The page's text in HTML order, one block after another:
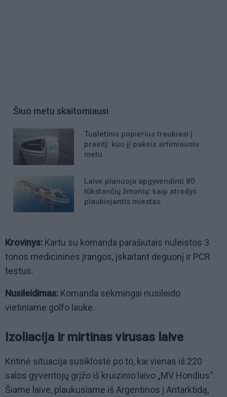
Šiuo metu skaitomiausi
Tualetinis popierius traukiasi į
praeitį: kuo jį pakeis artimiausiu
metu
Laive planuoja apgyvendinti 80
tūkstančių žmonių: kaip atrodys
plaukiojantis miestas
Krovinys: Kartu su komanda parašiutais nuleistos 3
tonos medicininės įrangos, įskaitant deguonį ir PCR
testus.
Nusileidimas: Komanda sėkmingai nusileido
vietiniame golfo lauke.
Izoliacija ir mirtinas virusas laive
Kritinė situacija susiklostė po to, kai vienas iš 220
salos gyventojų grįžo iš kruizinio laivo „MV Hondius“.
Šiame laive, plaukusiame iš Argentinos į Antarktidą,